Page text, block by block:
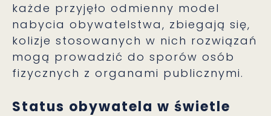
każde przyjęło odmienny model
nabycia obywatelstwa, zbiegają się,
kolizje stosowanych w nich rozwiązań
mogą prowadzić do sporów osób
fizycznych z organami publicznymi.
Status obywatela w świetle